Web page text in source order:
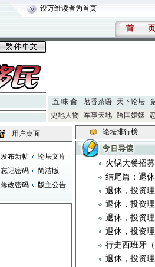
设万维读者为首页
首 页
五 味 斋 茗香茶语 天下论坛
史地人物
军事天地 跨国婚姻
用户桌面
发布新帖
论坛文库
忘记密码
简洁版
修改密码
版主公告
论坛排行榜
火锅大餐招
结尾篇：退
退休，投资
退休，投资
退休，投资
退休，投资
行走西班牙
退休，投资